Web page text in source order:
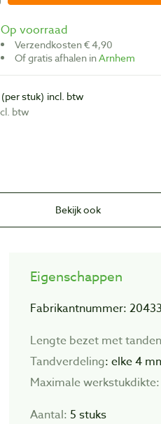
Op voorraad
Verzendkosten € 4,90
Of gratis afhalen inArnhem
(per stuk) incl. btw
btw
Bekijk ook
Eigenschappen
Fabrikantnummer:
Lengte bezet met
Tandverdeling: elke 4
Maximale werkstukdikte:
Aantal: 5 stuks